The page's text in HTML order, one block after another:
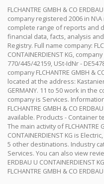
FLCHANTRE GMBH & CO
company registered 2006 in
complete range of reports and
financial data, facts, analysis
Registry. Full name company:
CONTAINERDIENST KG,
770/445/42159, USt-IdNr -
company FLCHANTRE GMBH &
located at the address:
GERMANY. 11 to 50 work in the
company is Services.
FLCHANTRE GMBH & CO
available. Products - Container
The main activity of FLCHANTRE
CONTAINERDIENST KG is
5 other destinations. Industry
Services. You can also view
ERDBAU U
FLCHANTRE GMBH & CO